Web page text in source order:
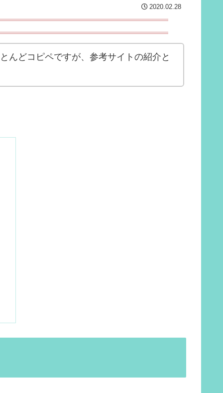
2020.02.28
んどコピペですが、参考サイトの紹介と